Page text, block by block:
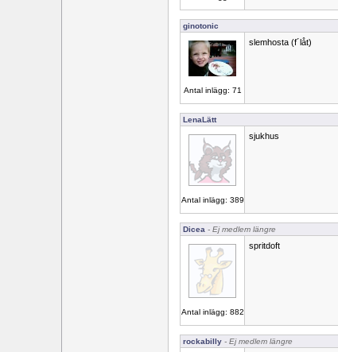
ginotonic
Antal inlägg: 71
slemhosta (f´låt)
LenaLätt
Antal inlägg: 389
sjukhus
Dicea - Ej medlem längre
Antal inlägg: 882
spritdoft
rockabilly - Ej medlem längre